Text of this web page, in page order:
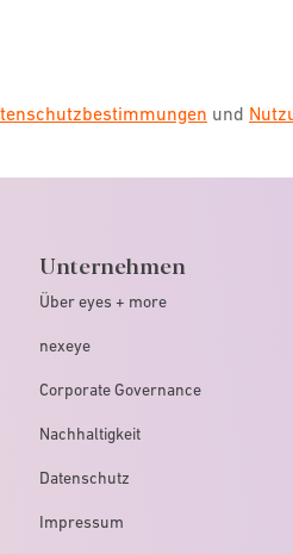
und
Unternehmen
Über eyes + more
nexeye
Corporate Governance
Nachhaltigkeit
Datenschutz
Impressum